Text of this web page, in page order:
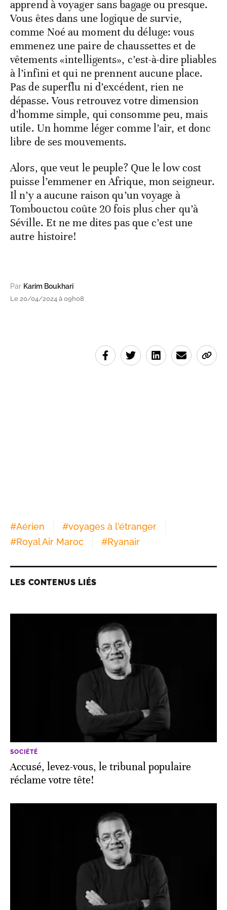
apprend à voyager sans bagage ou presque.
Vous êtes dans une logique de survie,
comme Noé au moment du déluge: vous
emmenez une paire de chaussettes et de
vêtements «intelligents», c’est-à-dire pliables
à l’infini et qui ne prennent aucune place.
Pas de superflu ni d’excédent, rien ne
dépasse. Vous retrouvez votre dimension
d’homme simple, qui consomme peu, mais
utile. Un homme léger comme l’air, et donc
libre de ses mouvements.
Alors, que veut le peuple? Que le low cost
puisse l’emmener en Afrique, mon seigneur.
Il n’y a aucune raison qu’un voyage à
Tombouctou coûte 20 fois plus cher qu’à
Séville. Et ne me dites pas que c’est une
autre histoire!
Par Karim Boukhari
Le 20/04/2024 à 09h08
#Aérien #voyages à l'étranger
#Royal Air Maroc #Ryanair
LES CONTENUS LIÉS
SOCIÉTÉ
Accusé, levez-vous, le tribunal populaire
réclame votre tête!